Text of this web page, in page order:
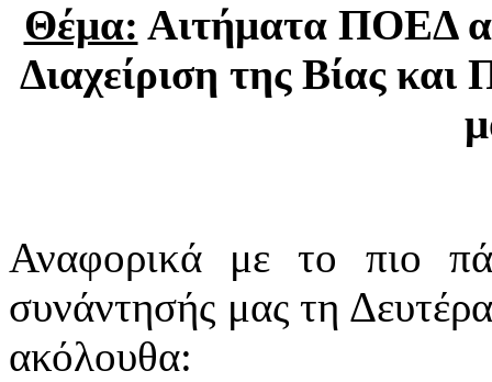
Θέμα: Αιτήματα ΠΟΕΔ
Διαχείριση της Βίας και
Αναφορικά με το πιο
συνάντησής μας τη
ακόλουθα: